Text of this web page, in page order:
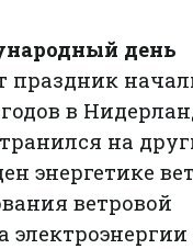
день
праздник
в
на
энергетике
ветровой